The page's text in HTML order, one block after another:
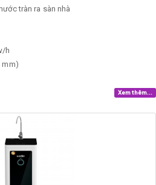
tràn ra sàn nhà
h
mm)
Xem thêm...